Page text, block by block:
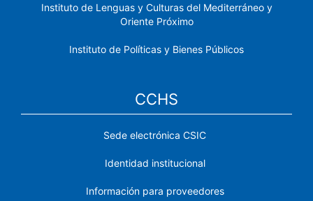
Instituto de Lenguas y Culturas del Mediterráneo y
Oriente Próximo
Instituto de Políticas y Bienes Públicos
CCHS
Sede electrónica CSIC
Identidad institucional
Información para proveedores